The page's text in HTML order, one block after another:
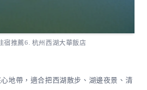
宿推薦6. 杭州西湖大華飯店
地帶，適合把西湖散步、湖邊夜景、清